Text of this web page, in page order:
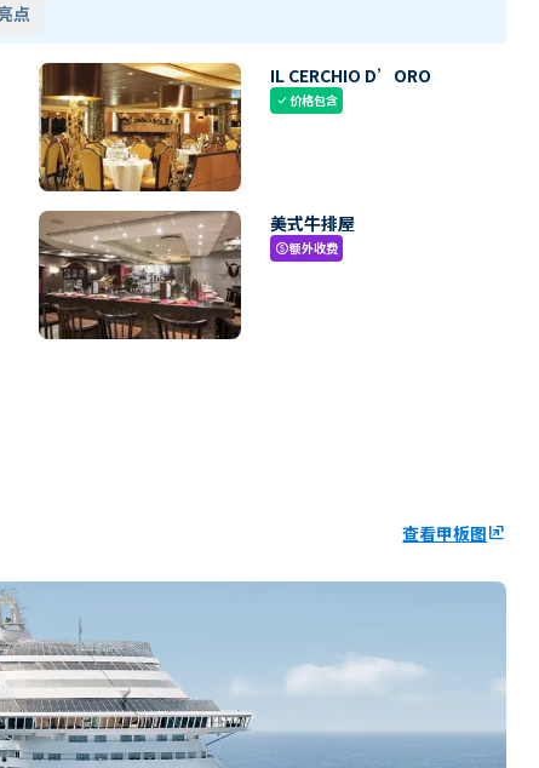
点
IL CERCHIO D’ORO
check价格包含
美式牛排屋
paid额外收费
查看甲板图ungroup